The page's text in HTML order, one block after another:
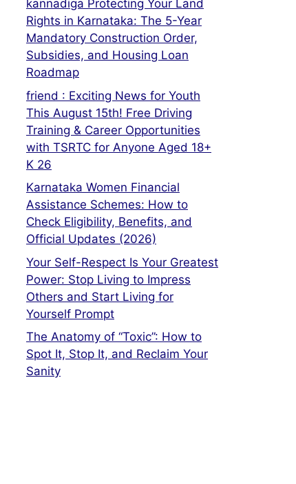
kannadiga Protecting Your Land
Rights in Karnataka: The 5-Year
Mandatory Construction Order,
Subsidies, and Housing Loan
Roadmap
friend : Exciting News for Youth
This August 15th! Free Driving
Training & Career Opportunities
with TSRTC for Anyone Aged 18+
K 26
Karnataka Women Financial
Assistance Schemes: How to
Check Eligibility, Benefits, and
Official Updates (2026)
Your Self-Respect Is Your Greatest
Power: Stop Living to Impress
Others and Start Living for
Yourself Prompt
The Anatomy of “Toxic”: How to
Spot It, Stop It, and Reclaim Your
Sanity